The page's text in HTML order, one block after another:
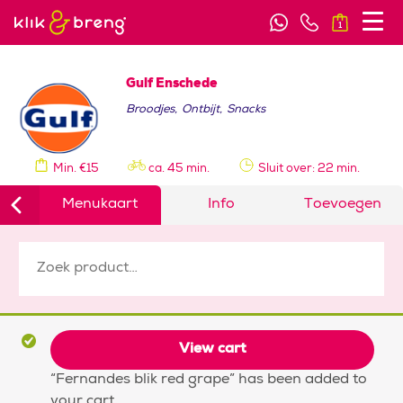
1
Gulf Enschede
Broodjes, Ontbijt, Snacks
Min. €15 ca. 45 min. Sluit over: 22 min.
Menukaart Info Toevoegen
View cart
“Fernandes blik red grape” has been added to